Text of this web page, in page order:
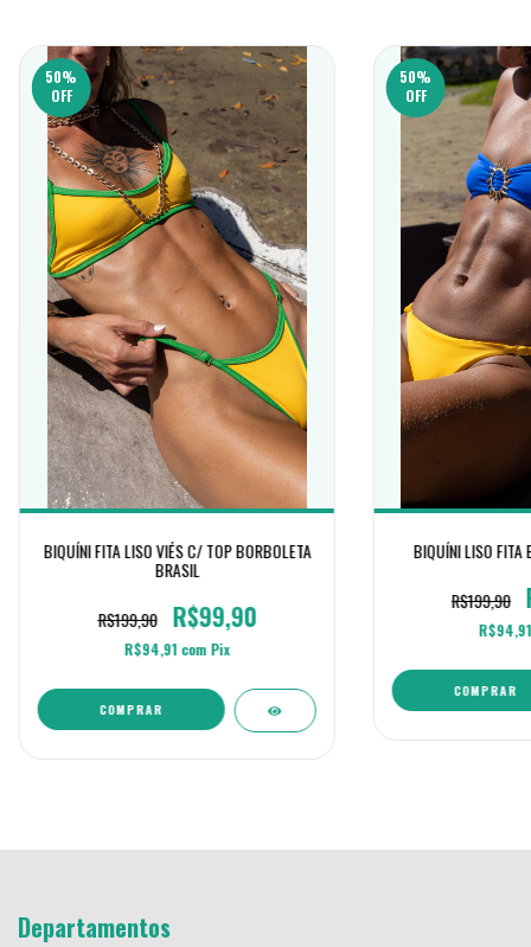
50%
OFF
BIQUÍNI FITA LISO VIÉS C/ TOP BORBOLETA
BRASIL
R$199,90
R$99,90
R$94,91 com Pix
COMPRAR
50%
OFF
BIQUÍNI LISO
R$199,90
COMPRAR
Departamentos